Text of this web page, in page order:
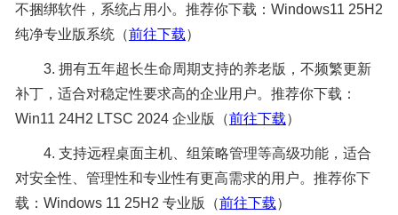
不捆绑软件，系统占用小。推荐你下载：Windows11 25H2
纯净专业版系统（前往下载）
3. 拥有五年超长生命周期支持的养老版，不频繁更新
补丁，适合对稳定性要求高的企业用户。推荐你下载：
Win11 24H2 LTSC 2024 企业版（前往下载）
4. 支持远程桌面主机、组策略管理等高级功能，适合
对安全性、管理性和专业性有更高需求的用户。推荐你下
载：Windows 11 25H2 专业版（前往下载）